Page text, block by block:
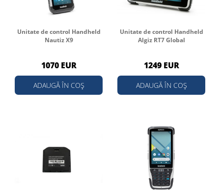
Unitate de control Handheld
Nautiz X9
1070 EUR
ADAUGĂ ÎN COȘ
Unitate de control Handheld
Algiz RT7 Global
1249 EUR
ADAUGĂ ÎN COȘ